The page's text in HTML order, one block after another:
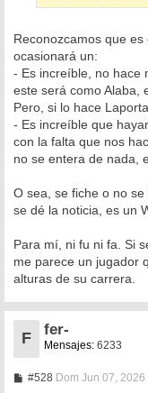
Reconozcamos que
ocasionará un:
- Es increíble, no hace
este será como Alaba,
Pero, si lo hace
- Es increíble que
con la falta que nos
no se entera de nada,
O sea, se fiche o no
se dé la noticia, es un
Para mí, ni fu ni fa. Si
me parece un jugador
alturas de su carrera.
F
fer-
Mensajes: 6233
#528MDom Jun 07, 2026